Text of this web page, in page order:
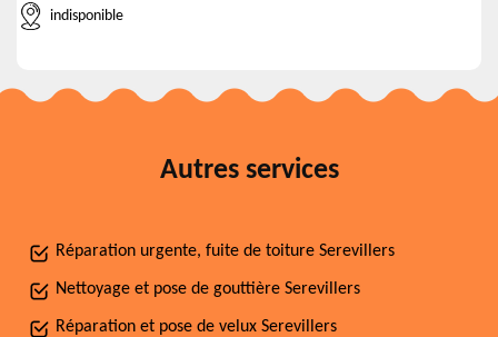
indisponible
Autres services
Réparation urgente, fuite de toiture Serevillers
Nettoyage et pose de gouttière Serevillers
Réparation et pose de velux Serevillers